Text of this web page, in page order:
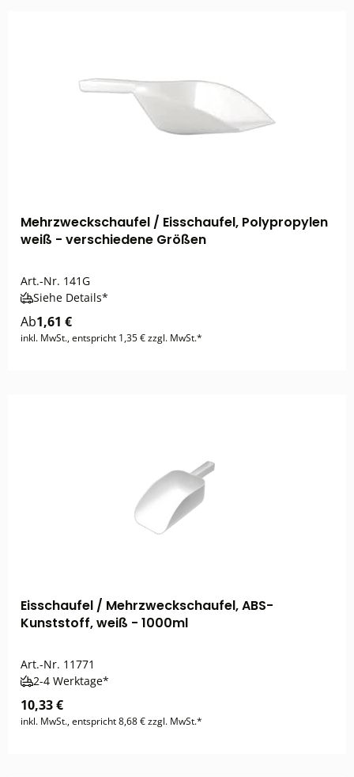
Mehrzweckschaufel / Eisschaufel, Polypropylen
weiß - verschiedene Größen
Art.-Nr. 141G
Siehe Details*
Ab1,61 €
inkl. MwSt., entspricht 1,35 € zzgl. MwSt.*
Eisschaufel / Mehrzweckschaufel, ABS-
Kunststoff, weiß - 1000ml
Art.-Nr. 11771
2-4 Werktage*
10,33 €
inkl. MwSt., entspricht 8,68 € zzgl. MwSt.*